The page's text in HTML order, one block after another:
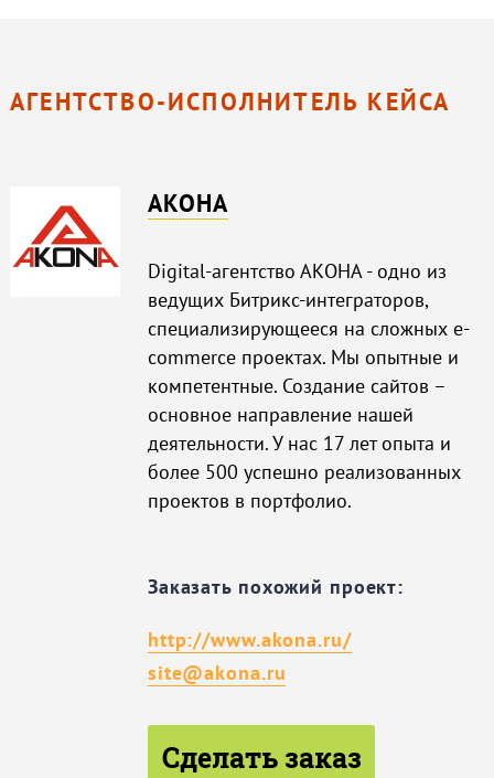
АГЕНТСТВО-ИСПОЛНИТЕЛЬ КЕЙСА
АКОНА
Digital-агентство АКОНА - одно из
ведущих Битрикс-интеграторов,
специализирующееся на сложных e-
commerce проектах. Мы опытные и
компетентные. Создание сайтов –
основное направление нашей
деятельности. У нас 17 лет опыта и
более 500 успешно реализованных
проектов в портфолио.
Заказать похожий проект:
http://www.akona.ru/
site@akona.ru
Сделать заказ